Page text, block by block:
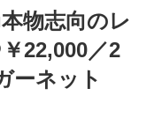
物志向のレ
22,000／2
ーネット